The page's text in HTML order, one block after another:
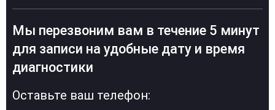
Мы перезвоним вам в течение 5 минут
для записи на удобные дату и время
диагностики
Оставьте ваш телефон: